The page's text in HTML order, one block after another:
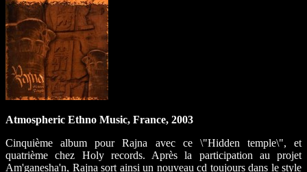
Atmospheric Ethno Music, France, 2003
Cinquième album pour Rajna avec ce \"Hidden temple\", et
quatrième chez Holy records. Après la participation au projet
Am'ganesha'n, Rajna sort ainsi un nouveau cd toujours dans le style